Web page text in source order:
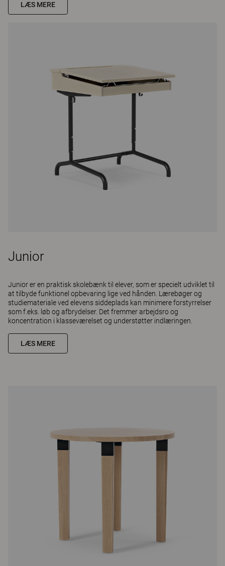
LÆS MERE
Junior
Junior er en praktisk skolebænk til elever, som er specielt udviklet til
at tilbyde funktionel opbevaring lige ved hånden. Lærebøger og
studiemateriale ved elevens siddeplads kan minimere forstyrrelser
som f.eks. løb og afbrydelser. Det fremmer arbejdsro og
koncentration i klasseværelset og understøtter indlæringen.
LÆS MERE